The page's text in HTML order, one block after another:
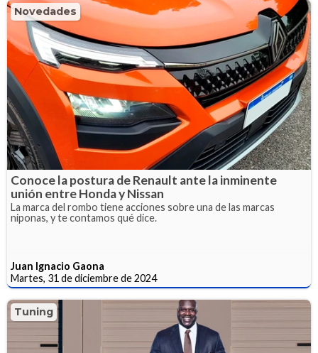
Novedades
Conoce la postura de Renault ante la inminente
unión entre Honda y Nissan
La marca del rombo tiene acciones sobre una de las marcas
niponas, y te contamos qué dice.
Juan Ignacio Gaona
Martes, 31 de diciembre de 2024
Tuning